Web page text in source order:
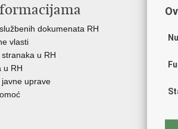
dokumenata RH
vlasti
u RH
u RH
uprave